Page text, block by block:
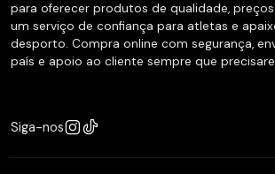
para oferecer produtos de qualidade,
um serviço de confiança para atletas e
desporto. Compra online com segurança,
país e apoio ao cliente sempre que
Siga-nos